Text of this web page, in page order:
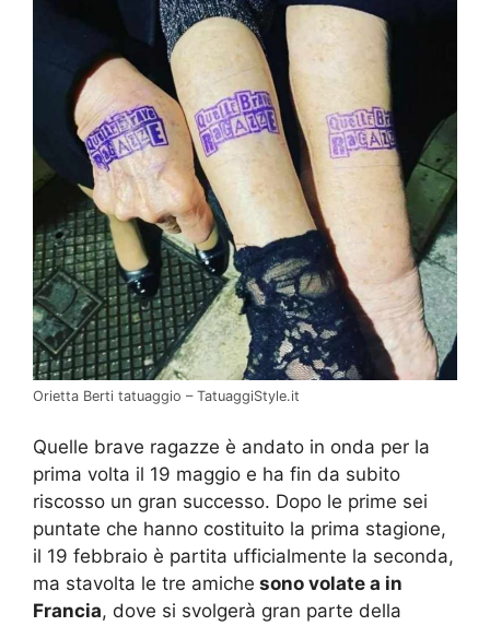
Orietta Berti tatuaggio – TatuaggiStyle.it
Quelle brave ragazze è andato in onda per la
prima volta il 19 maggio e ha fin da subito
riscosso un gran successo. Dopo le prime sei
puntate che hanno costituito la prima stagione,
il 19 febbraio è partita ufficialmente la seconda,
ma stavolta le tre amiche sono volate a in
Francia, dove si svolgerà gran parte della